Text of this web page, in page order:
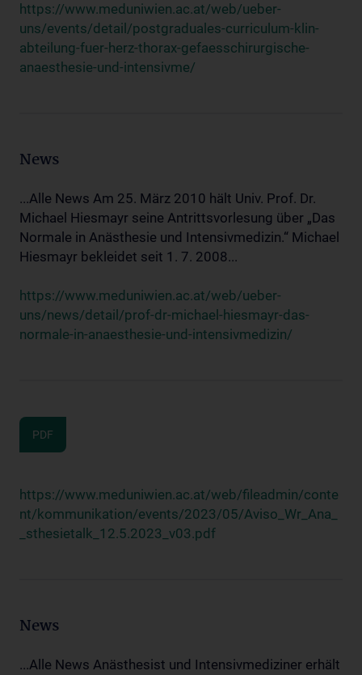
https://www.meduniwien.ac.at/web/ueber-
uns/events/detail/postgraduales-curriculum-klin-
abteilung-fuer-herz-thorax-gefaesschirurgische-
anaesthesie-und-intensivme/
News
...Alle News Am 25. März 2010 hält Univ. Prof. Dr.
Michael Hiesmayr seine Antrittsvorlesung über „Das
Normale in Anästhesie und Intensivmedizin.“ Michael
Hiesmayr bekleidet seit 1. 7. 2008...
https://www.meduniwien.ac.at/web/ueber-
uns/news/detail/prof-dr-michael-hiesmayr-das-
normale-in-anaesthesie-und-intensivmedizin/
PDF
https://www.meduniwien.ac.at/web/fileadmin/conte
nt/kommunikation/events/2023/05/Aviso_Wr_Ana_
_sthesietalk_12.5.2023_v03.pdf
News
...Alle News Anästhesist und Intensivmediziner erhält